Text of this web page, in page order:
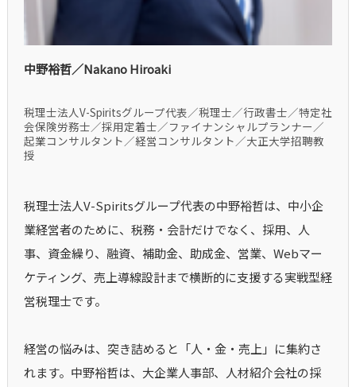
中野裕哲／Nakano Hiroaki
税理士法人V-Spiritsグループ代表／税理士／行政書士／特定社
会保険労務士／採用定着士／ファイナンシャルプランナー／
起業コンサルタント／経営コンサルタント／大正大学招聘教
授
税理士法人V-Spiritsグループ代表の中野裕哲は、中小企
業経営者のために、税務・会計だけでなく、採用、人
事、資金繰り、融資、補助金、助成金、営業、Webマー
ケティング、売上導線設計まで横断的に支援する実戦型経
営税理士です。
経営の悩みは、突き詰めると「人・金・売上」に集約さ
れます。中野裕哲は、大企業人事部、人材紹介会社の採